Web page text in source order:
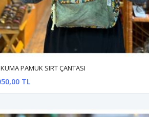
PAMUK SIRT ÇANTASI
TL